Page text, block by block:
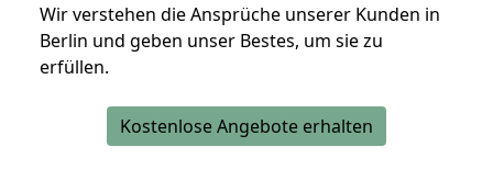
Wir verstehen die Ansprüche unserer Kunden in
Berlin und geben unser Bestes, um sie zu
erfüllen.
Kostenlose Angebote erhalten